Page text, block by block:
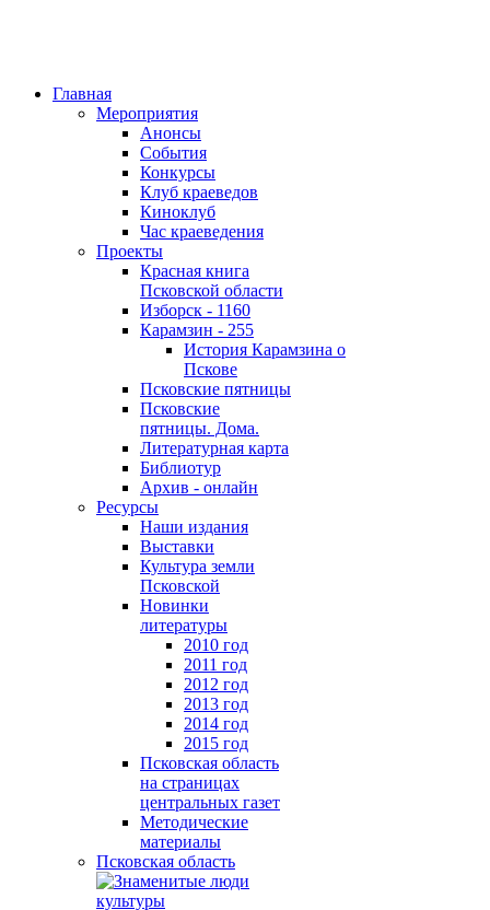
Главная
Мероприятия
Анонсы
События
Конкурсы
Клуб краеведов
Киноклуб
Час краеведения
Проекты
Красная книга
Псковской области
Изборск - 1160
Карамзин - 255
История Карамзина о
Пскове
Псковские пятницы
Псковские
пятницы. Дома.
Литературная карта
Библиотур
Архив - онлайн
Ресурсы
Наши издания
Выставки
Культура земли
Псковской
Новинки
литературы
2010 год
2011 год
2012 год
2013 год
2014 год
2015 год
Псковская область
на страницах
центральных газет
Методические
материалы
Псковская область